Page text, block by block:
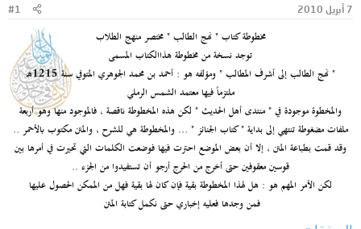
و
ء
7 أبريل 2010 #1
مخطوطة كتاب " نهج الطالب " مختصر منهج الطلاب
توجد نسخة من مخطوطة هذاالكتاب المسمى
" نهج الطالب إلى أشرف المطالب " ومؤلفه هو : أحمد بن محمد الجوهري المتوفي سنة 1215هـ
ملتزماً فيها معتمد الشمس الرملي
والمخطوة موجودة في " منتدى أهل الحديث " لكن هذه المخطوطة ناقصة ، فالموجود منها وهو أربعة
ملفات مضغوطة تنتهي إلى بداية " كتاب الجنائز " ... والمخطوطة هي للشرح ، والمتن مكتوب بالأحمر ..
وقد قمت بطباعة المتن ، إلا أن بعض الموضع احترت فيها فوضعت الكلمات التي تحيرت في أمرها بين
قوسين معقوفين حتى أخرج من الحرج أرجو أن تستفيدوا من الجزء ..
لكن الأمر المهم هو : هل لهذا المخطوطة بقية فإن كان لها بقية فهل من الممكن الحصول عليها
فمن وجدها فعليه إخباري حتى نكمل كتابة المتن